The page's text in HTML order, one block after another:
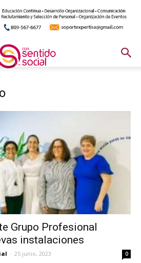
Grupo Profesional
instalaciones
- 25 junio, 2023 0